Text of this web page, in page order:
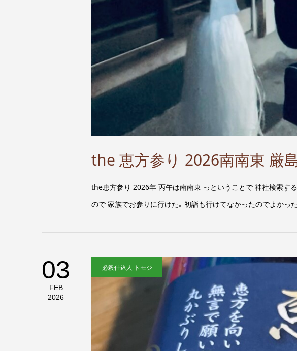
the 恵方参り 2026南南東 厳
the恵方参り 2026年 丙午は南南東 っということで 神社検索す
ので 家族でお参りに行けた｡ 初詣も行けてなかったのでよかっ
03
FEB
2026
必殺仕込人 トモジ